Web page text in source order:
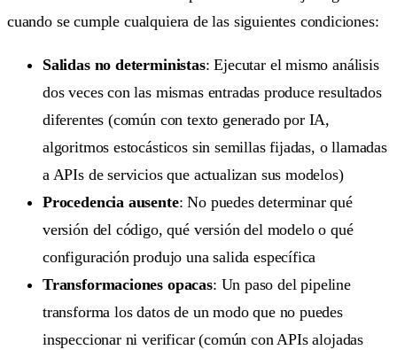
cuando se cumple cualquiera de las siguientes condiciones:
Salidas no deterministas: Ejecutar el mismo análisis
dos veces con las mismas entradas produce resultados
diferentes (común con texto generado por IA,
algoritmos estocásticos sin semillas fijadas, o llamadas
a APIs de servicios que actualizan sus modelos)
Procedencia ausente: No puedes determinar qué
versión del código, qué versión del modelo o qué
configuración produjo una salida específica
Transformaciones opacas: Un paso del pipeline
transforma los datos de un modo que no puedes
inspeccionar ni verificar (común con APIs alojadas